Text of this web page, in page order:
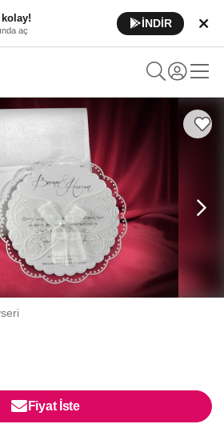
aç
İNDİR
Fiyat İste